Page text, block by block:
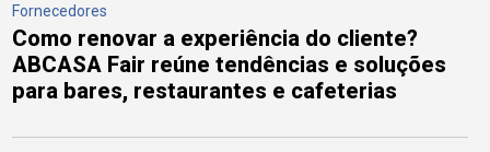
Fornecedores
Como renovar a experiência do cliente?
ABCASA Fair reúne tendências e soluções
para bares, restaurantes e cafeterias